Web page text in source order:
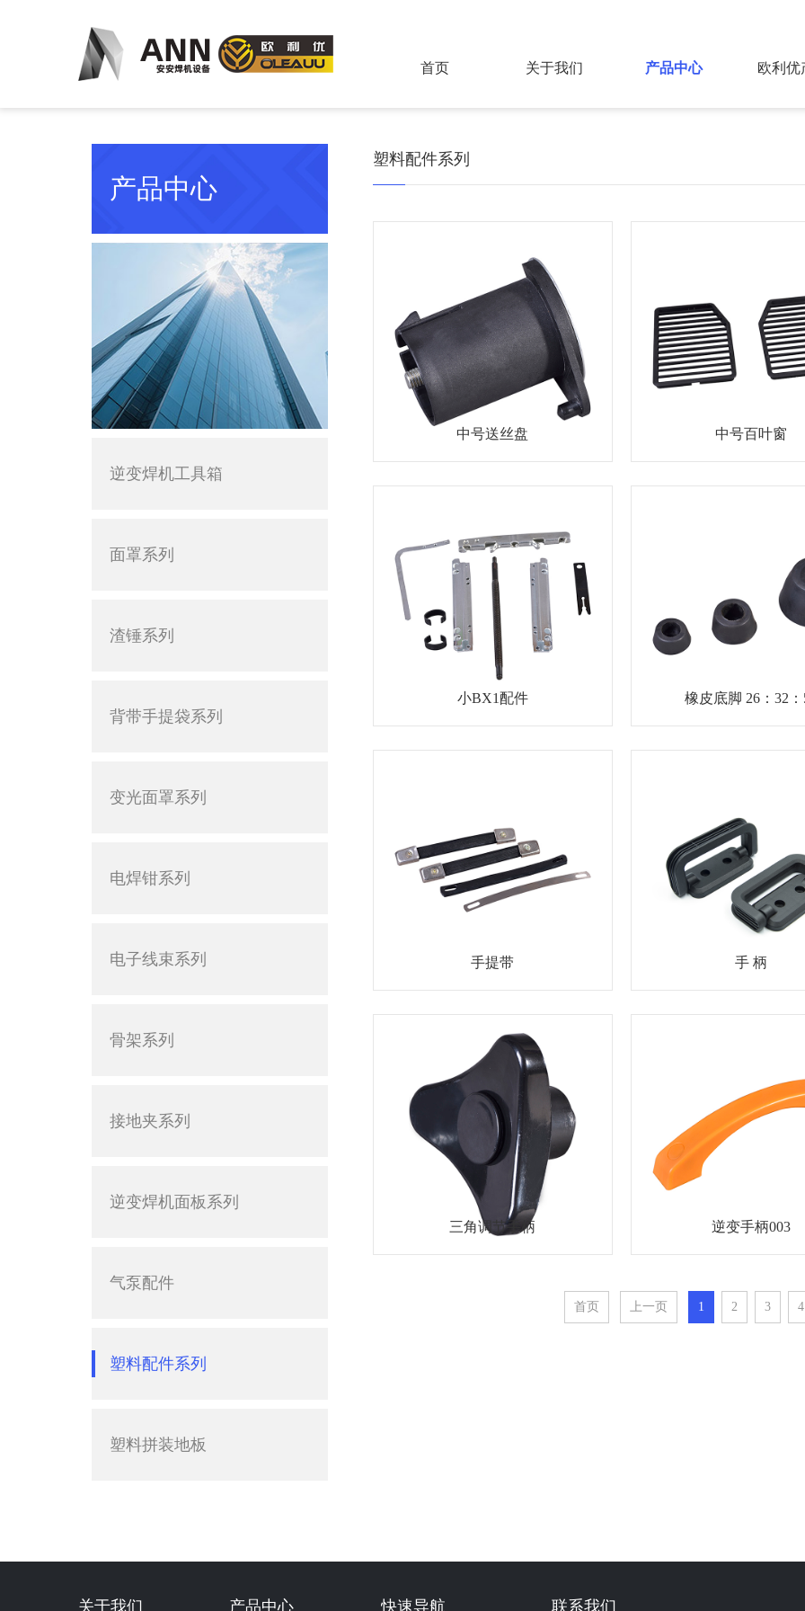
首页 关于我们 产品中心 欧利优
产品中心
逆变焊机工具箱
面罩系列
渣锤系列
背带手提袋系列
变光面罩系列
电焊钳系列
电子线束系列
骨架系列
接地夹系列
逆变焊机面板系列
气泵配件
塑料配件系列
塑料拼装地板
塑料配件系列
中号送丝盘 中号百叶窗
小BX1配件 橡皮底脚 26：32：
手提带 手 柄
三角调节手柄 逆变手柄003
首页 上一页 1 2 3 4
关于我们 产品中心 快速导航 联系我们